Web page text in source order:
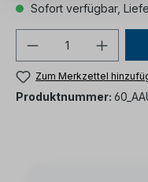
Sofort verfügbar,
Zum Merkzettel
Produktnummer: